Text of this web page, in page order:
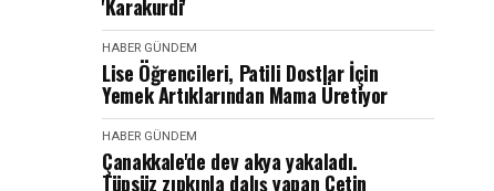
'Karakurdi'
HABER GÜNDEM
Lise Öğrencileri, Patili Dostlar İçin
Yemek Artıklarından Mama Üretiyor
HABER GÜNDEM
Çanakkale'de dev akya yakaladı.
Tüpsüz zıpkınla dalış yapan Çetin